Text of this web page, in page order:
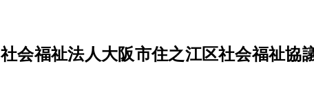
社会福祉法人大阪市住之江区社会福祉協